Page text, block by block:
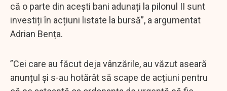
că o parte din acești bani adunați la pilonul II sunt
investiți în acțiuni listate la bursă”, a argumentat
Adrian Bența.
”Cei care au făcut deja vânzările, au văzut aseară
anunțul și s-au hotărât să scape de acțiuni pentru